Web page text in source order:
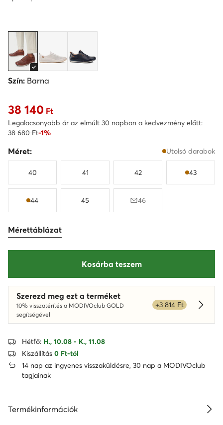
Szín: Barna
Aktuális ár 38 140 Ft
38 140 Ft
Legalacsonyabb ár az elmúlt 30 napban a kedvezmény előtt:
38 680 Ft-1%
Méret: Utolsó darabok
40 41 42 43
44 45 46
Mérettáblázat
Kosárba teszem
Szerezd meg ezt a terméket
10% visszatérítés a MODIVOclub GOLD
segítségével
+3 814 Ft
Hétfő: H., 10.08 - K., 11.08
Kiszállítás 0 Ft-tól
14 nap az ingyenes visszaküldésre, 30 nap a MODIVOclub
tagjainak
Termékinformációk